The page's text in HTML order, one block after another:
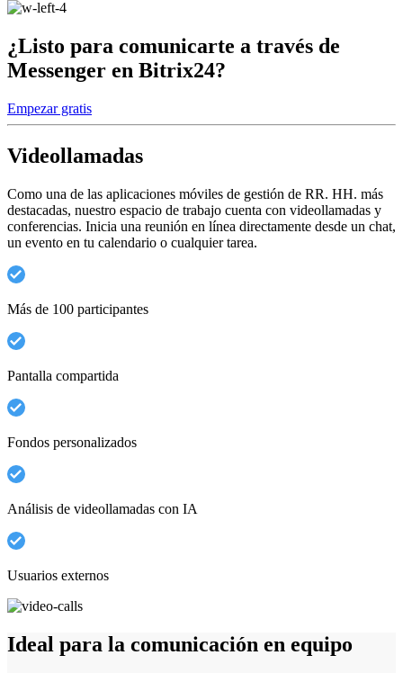
¿Listo para comunicarte a través de
Messenger en Bitrix24?
Empezar gratis
Videollamadas
Como una de las aplicaciones móviles de gestión de RR. HH. más
destacadas, nuestro espacio de trabajo cuenta con videollamadas y
conferencias. Inicia una reunión en línea directamente desde un chat,
un evento en tu calendario o cualquier tarea.
Más de 100 participantes
Pantalla compartida
Fondos personalizados
Análisis de videollamadas con IA
Usuarios externos
Ideal para la comunicación en equipo